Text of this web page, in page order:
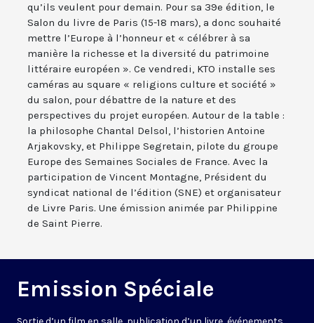
qu’ils veulent pour demain. Pour sa 39e édition, le
Salon du livre de Paris (15-18 mars), a donc souhaité
mettre l’Europe à l’honneur et « célébrer à sa
manière la richesse et la diversité du patrimoine
littéraire européen ». Ce vendredi, KTO installe ses
caméras au square « religions culture et société »
du salon, pour débattre de la nature et des
perspectives du projet européen. Autour de la table :
la philosophe Chantal Delsol, l’historien Antoine
Arjakovsky, et Philippe Segretain, pilote du groupe
Europe des Semaines Sociales de France. Avec la
participation de Vincent Montagne, Président du
syndicat national de l’édition (SNE) et organisateur
de Livre Paris. Une émission animée par Philippine
de Saint Pierre.
Emission Spéciale